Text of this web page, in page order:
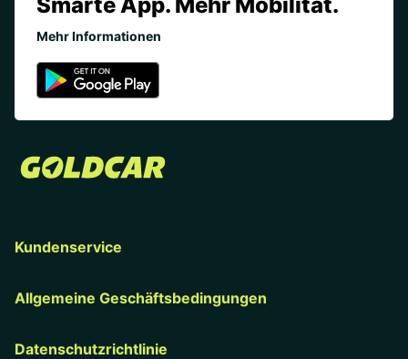
Mehr Informationen
Kundenservice
Allgemeine Geschäftsbedingungen
Datenschutzrichtlinie